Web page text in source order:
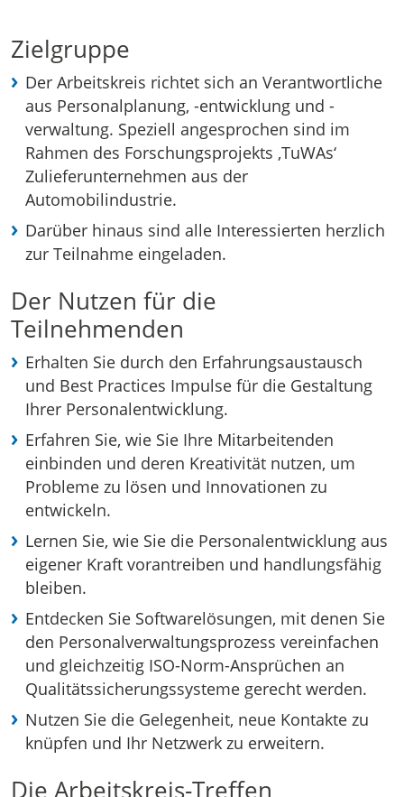
Zielgruppe
Der Arbeitskreis richtet sich an Verantwortliche
aus Personalplanung, -entwicklung und -
verwaltung. Speziell angesprochen sind im
Rahmen des Forschungsprojekts ‚TuWAs‘
Zulieferunternehmen aus der
Automobilindustrie.
Darüber hinaus sind alle Interessierten herzlich
zur Teilnahme eingeladen.
Der Nutzen für die
Teilnehmenden
Erhalten Sie durch den Erfahrungsaustausch
und Best Practices Impulse für die Gestaltung
Ihrer Personalentwicklung.
Erfahren Sie, wie Sie Ihre Mitarbeitenden
einbinden und deren Kreativität nutzen, um
Probleme zu lösen und Innovationen zu
entwickeln.
Lernen Sie, wie Sie die Personalentwicklung aus
eigener Kraft vorantreiben und handlungsfähig
bleiben.
Entdecken Sie Softwarelösungen, mit denen Sie
den Personalverwaltungsprozess vereinfachen
und gleichzeitig ISO-Norm-Ansprüchen an
Qualitätssicherungssysteme gerecht werden.
Nutzen Sie die Gelegenheit, neue Kontakte zu
knüpfen und Ihr Netzwerk zu erweitern.
Die Arbeitskreis-Treffen